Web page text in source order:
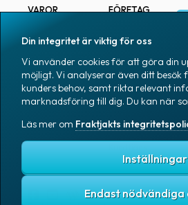
VAROR
Märkning
Emballage
Emballagetillbehör
Kontorsvaror
FÖRETAG
Pressrum
Medarbetare
Jobb & karriär
Nyhetsarkiv
Blogg
Din integritet är viktig för oss
Vi använder cookies för att göra din
möjligt. Vi analyserar även ditt
kunders behov, samt rikta relevant
marknadsföring till dig. Du kan när
Läs mer om Fraktjakts
Inställningar
Endast nödvändiga